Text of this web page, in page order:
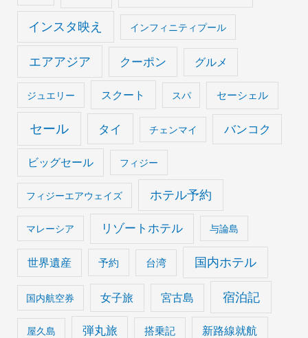
インスタ映え インフィニティプール
エアアジア クーポン グルメ
ジュエリー スクート スパ セーシェル
セール タイ チェンマイ バンコク
ビッグセール フィジー
フィジーエアウェイズ ホテル予約
マレーシア リゾートホテル 与論島
世界遺産 予約 台湾 国内ホテル
国内航空券 女子旅 宮古島 宿泊記
屋久島 弾丸旅 搭乗記 新路線就航